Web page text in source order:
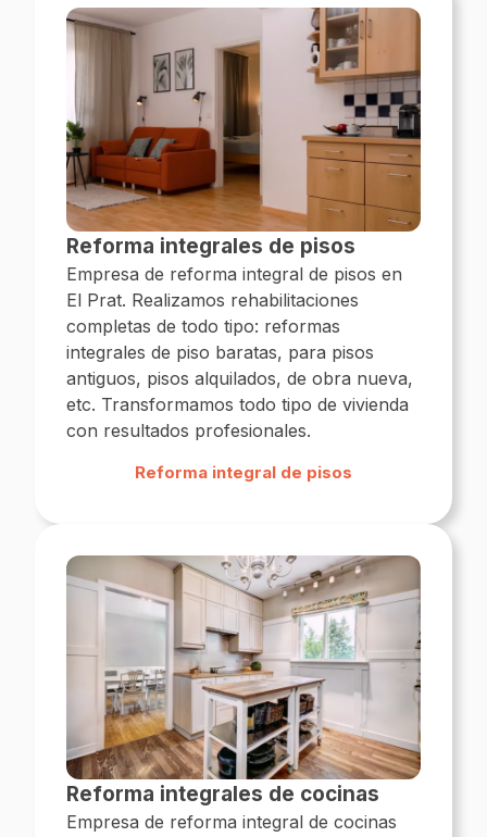
Reforma integrales de pisos
Empresa de reforma integral de pisos en
El Prat. Realizamos rehabilitaciones
completas de todo tipo: reformas
integrales de piso baratas, para pisos
antiguos, pisos alquilados, de obra nueva,
etc. Transformamos todo tipo de vivienda
con resultados profesionales.
Reforma integral de pisos
Reforma integrales de cocinas
Empresa de reforma integral de cocinas